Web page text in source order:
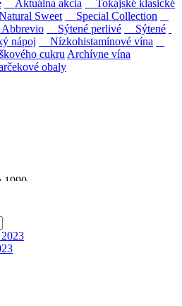
Aktuálna akcia
Tokajské klasické
Sweet
Special Collection
Sýtené perlivé
Sýtené
nápoj
Nízkohistamínové vína
cukru Archívne vína
obaly
1990
privátnou firmou na
výberové vína. Ako prví sme
vína z tokajských odrôd
reduktívnou technológiou. Hrozno
vrátane riadenej